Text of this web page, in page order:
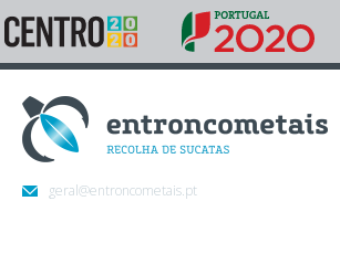
geral@entroncometais.pt